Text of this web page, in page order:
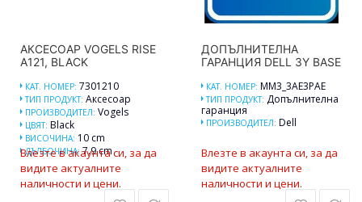
АКСЕСОАР VOGELS RISE
A121, BLACK
КАТ. НОМЕР: 7301210
ТИП ПРОДУКТ: Аксесоар
ПРОИЗВОДИТЕЛ: Vogels
ЦВЯТ: Black
ВИСОЧИНА: 10 cm
ДЪЛБОЧИНА:7.9 cm
Влезте в акаунта си, за да
видите актуалните
наличности и цени.
ДОПЪЛНИТЕЛНА
ГАРАНЦИЯ DELL 3Y BASE
КАТ. НОМЕР: MM3_3AE3PAE
ТИП ПРОДУКТ: Допълнителна
гаранция
ПРОИЗВОДИТЕЛ: Dell
Влезте в акаунта си, за да
видите актуалните
наличности и цени.